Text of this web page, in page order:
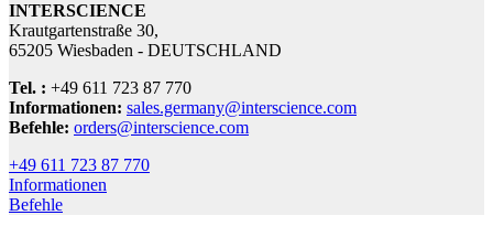
INTERSCIENCE
Krautgartenstraße 30,
65205 Wiesbaden - DEUTSCHLAND
Tel. : +49 611 723 87 770
Informationen: sales.germany@interscience.com
Befehle: orders@interscience.com
+49 611 723 87 770
Informationen
Befehle